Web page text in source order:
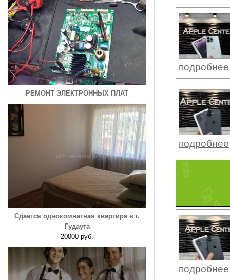
РЕМОНТ ЭЛЕКТРОННЫХ ПЛАТ
Сдается однокомнатная квартира в г.
Гудаута
20000 руб.
подробнее
подробнее
подробнее